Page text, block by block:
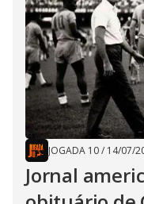
JOGADA 10/ 14/07/
Jornal